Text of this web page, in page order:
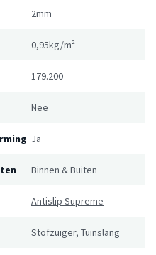
2mm
0,95kg/m²
179.200
Nee
Ja
Binnen & Buiten
Antislip Supreme
Stofzuiger, Tuinslang